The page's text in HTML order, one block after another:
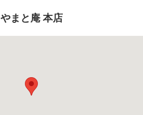
やまと庵 本店